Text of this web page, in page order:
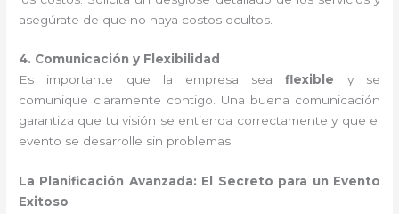
asegúrate de que no haya costos ocultos.
4. Comunicación y Flexibilidad
Es importante que la empresa seaflexible y se
comunique claramente contigo. Una buena comunicación
garantiza que tu visión se entienda correctamente y que el
evento se desarrolle sin problemas.
La Planificación Avanzada: El Secreto para un Evento
Exitoso